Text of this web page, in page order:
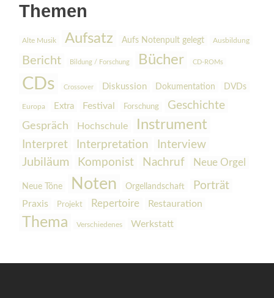
Themen
Alte Musik Aufsatz Aufs Notenpult gelegt Ausbildung
Bericht Bildung / Forschung Bücher CD-ROMs
CDs Crossover Diskussion Dokumentation DVDs
Europa Extra Festival Forschung Geschichte
Gespräch Hochschule Instrument
Interpret Interpretation
Interview
Jubiläum
Komponist Nachruf Neue Orgel
Neue Töne Noten Orgellandschaft Porträt
Praxis Projekt Repertoire Restauration
Thema Verschiedenes Werkstatt